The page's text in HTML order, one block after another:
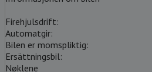
Firehjulsdrift:
Automatgir:
Bilen er momspliktig:
Ersättningsbil:
Nøklene